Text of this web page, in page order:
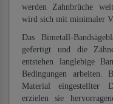
werden Zahnbrüche
wird sich mit minimaler
Das Bimetall-
gefertigt und die
entstehen langlebige
Bedingungen arbeiten.
Material eingestellter
erzielen sie